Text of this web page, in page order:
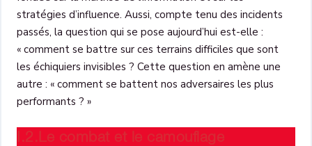
stratégies d’influence. Aussi, compte tenu des incidents
passés, la question qui se pose aujourd’hui est-elle :
« comment se battre sur ces terrains difficiles que sont
les échiquiers invisibles ? Cette question en amène une
autre : « comment se battent nos adversaires les plus
performants ? »
I.2.Le combat et le camouflage